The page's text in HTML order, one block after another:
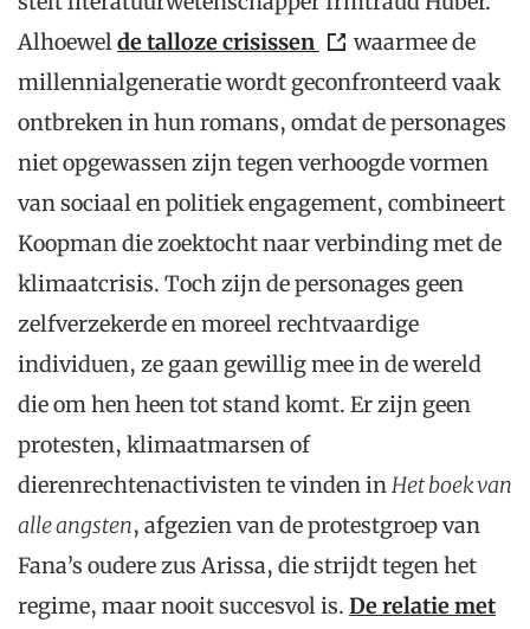
Alhoewelde talloze crisissen
waarmee de
millennialgeneratie wordt geconfronteerd vaak
ontbreken in hun romans, omdat de personages
niet opgewassen zijn tegen verhoogde vormen
van sociaal en politiek engagement, combineert
Koopman die zoektocht naar verbinding met de
klimaatcrisis. Toch zijn de personages geen
zelfverzekerde en moreel rechtvaardige
individuen, ze gaan gewillig mee in de wereld
die om hen heen tot stand komt. Er zijn geen
protesten, klimaatmarsen of
dierenrechtenactivisten te vinden inHet boek van
alle angsten, afgezien van de protestgroep van
Fana’s oudere zus Arissa, die strijdt tegen het
regime, maar nooit succesvol is. De relatie met